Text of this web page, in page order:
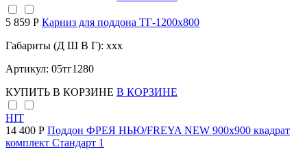
5 859 Р Карниз для поддона TГ-1200х800
Габариты (Д Ш В Г): xxx
Артикул: 05тг1280
КУПИТЬ В КОРЗИНЕ В КОРЗИНЕ
HIT
14 400 Р Поддон ФРЕЯ НЬЮ/FREYA NEW 900х900 квадрат
комплект Стандарт 1